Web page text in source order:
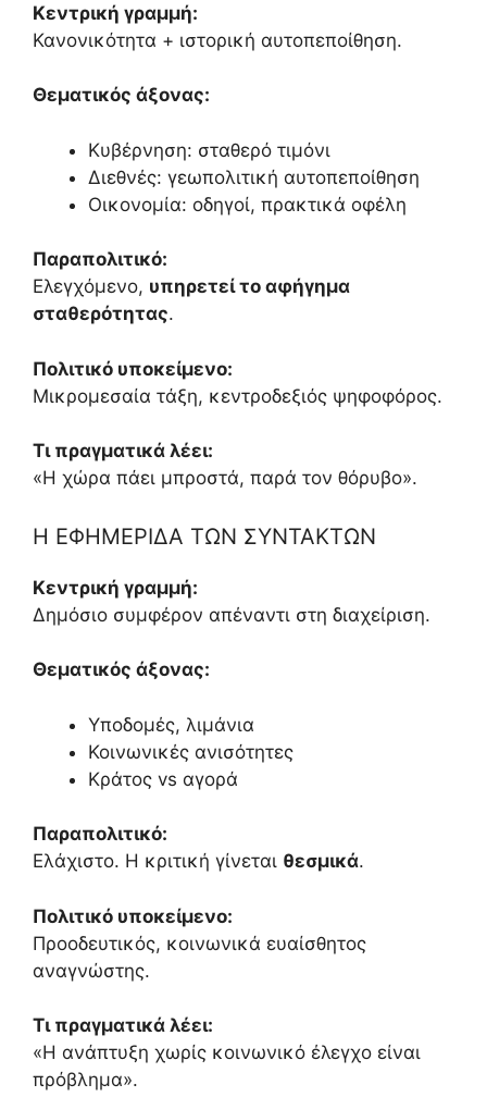
Κεντρική γραμμή:
Κανονικότητα + ιστορική αυτοπεποίθηση.
Θεματικός άξονας:
Κυβέρνηση: σταθερό τιμόνι
Διεθνές: γεωπολιτική αυτοπεποίθηση
Οικονομία: οδηγοί, πρακτικά οφέλη
Παραπολιτικό:
Ελεγχόμενο, υπηρετεί το αφήγημα
σταθερότητας.
Πολιτικό υποκείμενο:
Μικρομεσαία τάξη, κεντροδεξιός ψηφοφόρος.
Τι πραγματικά λέει:
«Η χώρα πάει μπροστά, παρά τον θόρυβο».
Η ΕΦΗΜΕΡΙΔΑ ΤΩΝ ΣΥΝΤΑΚΤΩΝ
Κεντρική γραμμή:
Δημόσιο συμφέρον απέναντι στη διαχείριση.
Θεματικός άξονας:
Υποδομές, λιμάνια
Κοινωνικές ανισότητες
Κράτος vs αγορά
Παραπολιτικό:
Ελάχιστο. Η κριτική γίνεται θεσμικά.
Πολιτικό υποκείμενο:
Προοδευτικός, κοινωνικά ευαίσθητος
αναγνώστης.
Τι πραγματικά λέει:
«Η ανάπτυξη χωρίς κοινωνικό έλεγχο είναι
πρόβλημα».